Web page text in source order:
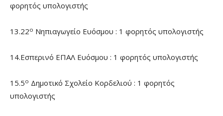
φορητός υπολογιστής
13.22ο Νηπιαγωγείο Ευόσμου : 1 φορητός υπολογιστής
14.Εσπερινό ΕΠΑΛ Ευόσμου : 1 φορητός υπολογιστής
15.5ο Δημοτικό Σχολείο Κορδελιού : 1 φορητός
υπολογιστής